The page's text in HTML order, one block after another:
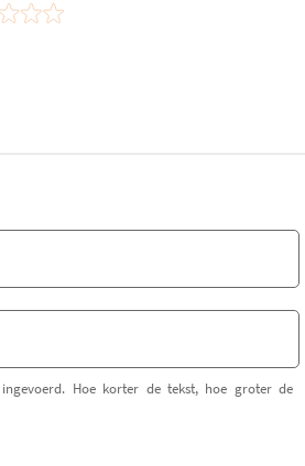
Hoe korter de tekst, hoe groter de